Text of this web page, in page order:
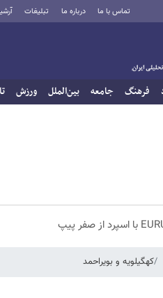
تماس با ما درباره ما تبلیغات
فرهنگ جامعه بین‌الملل ورزش
کهگیلویه و بویراحمد